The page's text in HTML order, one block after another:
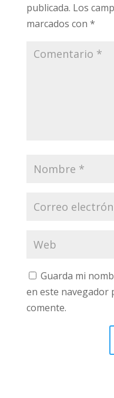
publicada. Los
marcados con *
Guarda mi
en este navegador
comente.